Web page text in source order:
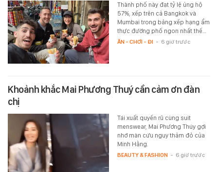
Thành phố này đạt tỷ lệ ủng hộ
57%, xếp trên cả Bangkok và
Mumbai trong bảng xếp hạng ẩm
thực đường phố ngon nhất thế…
ĂN - CHƠI - ĐI - 6 giờ trước
Khoảnh khắc Mai Phương Thuý cần cảm ơn đàn
chị
Tái xuất quyến rũ cùng suit
menswear, Mai Phương Thúy gợi
nhớ màn cứu nguy thảm đỏ của
Minh Hằng.
BEAUTY & FASHION - 6 giờ trước